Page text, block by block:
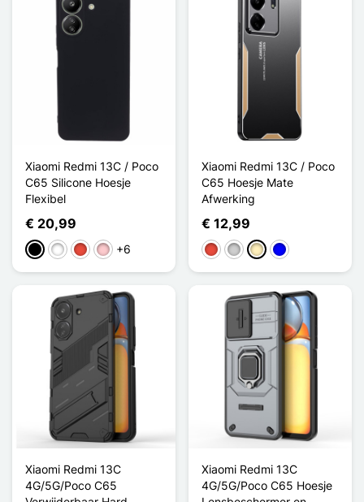
Xiaomi Redmi 13C / Poco
C65 Silicone Hoesje
Flexibel
€ 20,99
ZwartWit RoodRoze+6
Xiaomi Redmi 13C / Poco
C65 Hoesje Mate
Afwerking
€ 12,99
RoodZilverGoldenBlauw
Xiaomi Redmi 13C
4G/5G/Poco C65
Xiaomi Redmi 13C
4G/5G/Poco C65 Hoesje